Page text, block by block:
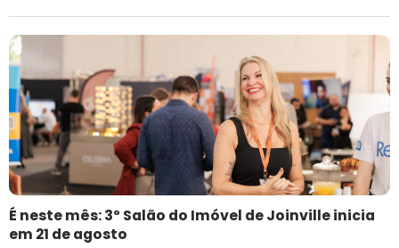
É neste mês: 3º Salão do Imóvel de Joinville inicia
em 21 de agosto